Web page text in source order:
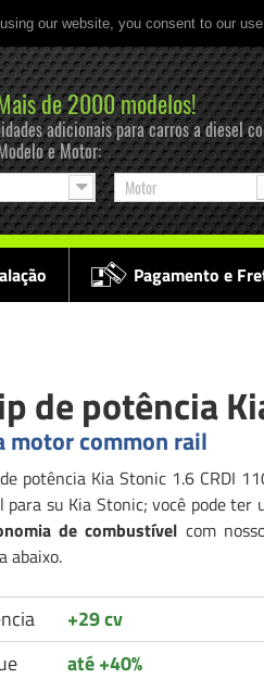
our website, you consent to our
de 2000 modelos!
adicionais para carros a diesel
e Motor:
Motor
Pagamento e
de potência
motor common rail
potência Kia Stonic 1.6 CRDI
para su Kia Stonic; você pode ter
de combustível com
abaixo.
+29 cv
até +40%